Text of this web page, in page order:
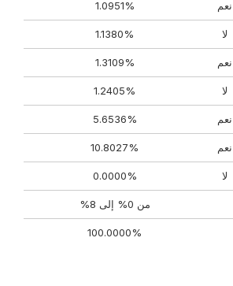
نعم 1.0951%
1.1380%
نعم 1.3109%
1.2405%
نعم 5.6536%
نعم 10.8027%
0.0000%
من 0% إلى 8%
100.0000%